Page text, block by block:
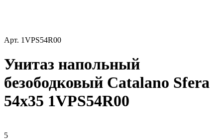
Арт. 1VPS54R00
Унитаз напольный
безободковый Catalano Sfera
54x35 1VPS54R00
5